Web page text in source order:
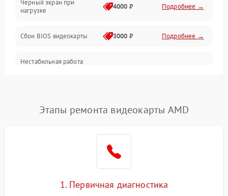
Электропитание
ПО
Электронные компоненты
Общие поломки
Черный экран при
нагрузке
4000 ₽ Подробнее →
Сбои BIOS видеокарты 3000 ₽ Подробнее →
Нестабильная работа
Этапы ремонта видеокарты AMD
1. Первичная диагностика